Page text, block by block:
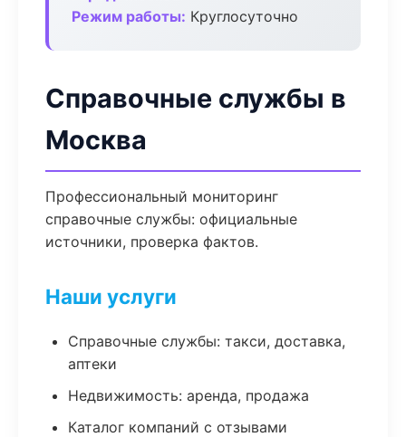
Режим работы: Круглосуточно
Справочные службы в
Москва
Профессиональный мониторинг
справочные службы: официальные
источники, проверка фактов.
Наши услуги
Справочные службы: такси, доставка,
аптеки
Недвижимость: аренда, продажа
Каталог компаний с отзывами